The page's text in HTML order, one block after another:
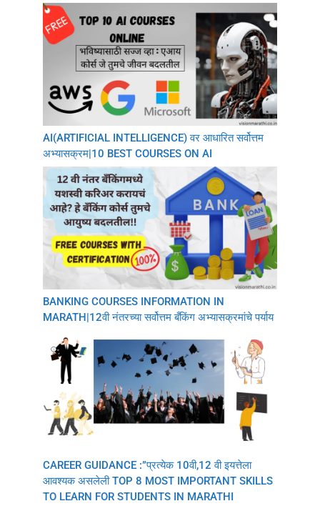
AI(ARTIFICIAL INTELLIGENCE) वर आधारित सर्वोत्तम
अभ्यासक्रम|10 BEST COURSES ON AI
BANKING COURSES INFORMATION IN
MARATH|12वी नंतरच्या सर्वोत्तम बँकिंग अभ्यासक्रमांचे पर्याय
CAREER GUIDANCE :”प्रत्येक 10वी,12 वी इयत्तेला
आवश्यक असलेली TOP 8 MOST IMPORTANT SKILLS
TO LEARN FOR STUDENTS IN MARATHI